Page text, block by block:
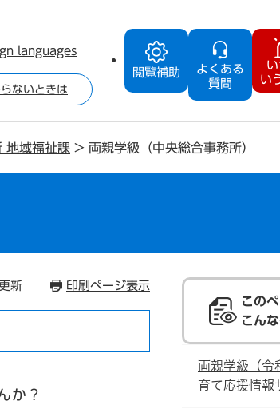
閲覧補助
よくある
質問
い
languages
ないときは
地域福祉課 > 両親学級（中央総合事務所）
新 印刷ページ表示
か？
この
こん
両親学級（令
育て応援情報